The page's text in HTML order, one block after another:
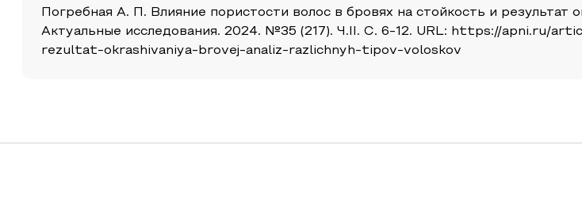
Погребная А. П. Влияние пористости волос в бровях на стойкость и
Актуальные исследования. 2024. №35 (217). Ч.II. С. 6-12. URL: https://
rezultat-okrashivaniya-brovej-analiz-razlichnyh-tipov-voloskov